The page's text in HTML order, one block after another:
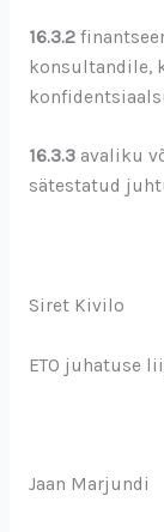
16.3.2
konsultandile,
16.3.3avaliku
sätestatud
Siret Kivilo
ETO juhatuse
Jaan Marjundi